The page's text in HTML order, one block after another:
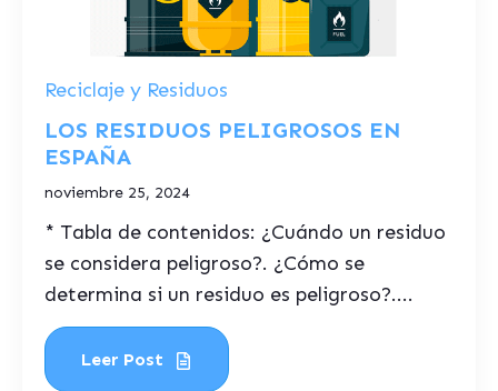
Reciclaje y Residuos
LOS RESIDUOS PELIGROSOS EN
ESPAÑA
noviembre 25, 2024
* Tabla de contenidos: ¿Cuándo un residuo
se considera peligroso?. ¿Cómo se
determina si un residuo es peligroso?....
Leer Post